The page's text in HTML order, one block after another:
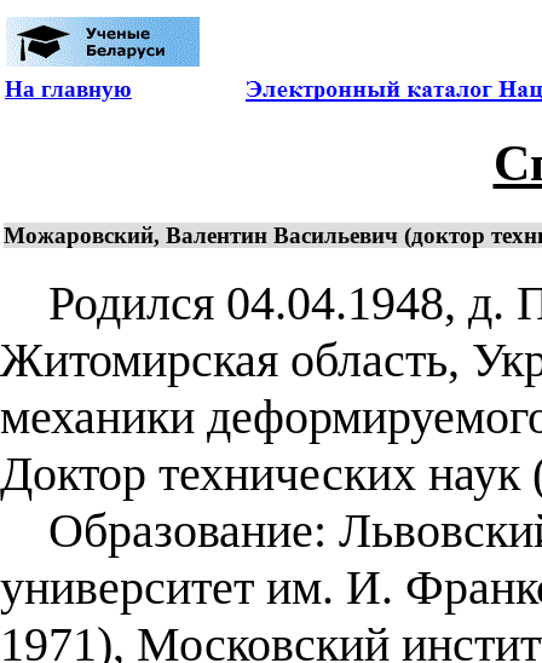
На главную
Можаровский, Валентин Васильевич (доктор
Родился 04.04.1948, д.
Житомирская область,
механики
Доктор технических
Образование:
университет им. И.
1971), Московский